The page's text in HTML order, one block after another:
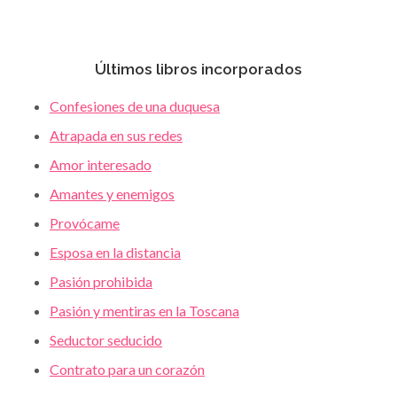
Últimos libros incorporados
Confesiones de una duquesa
Atrapada en sus redes
Amor interesado
Amantes y enemigos
Provócame
Esposa en la distancia
Pasión prohibida
Pasión y mentiras en la Toscana
Seductor seducido
Contrato para un corazón